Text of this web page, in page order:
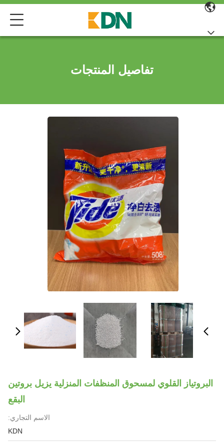
تفاصيل المنتجات
البروتياز القلوي لمسحوق المنظفات المنزلية يزيل بروتين
البقع
الاسم التجاري:
KDN